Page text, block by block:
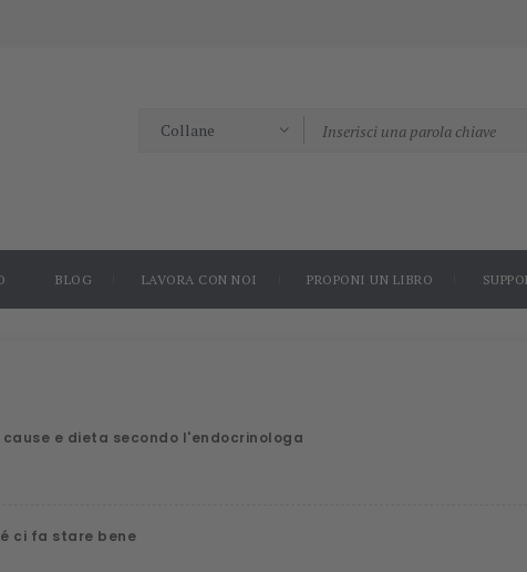
BLOG LAVORA CON NOI PROPONI UN LIBRO
e dieta secondo l'endocrinologa
ci fa stare bene